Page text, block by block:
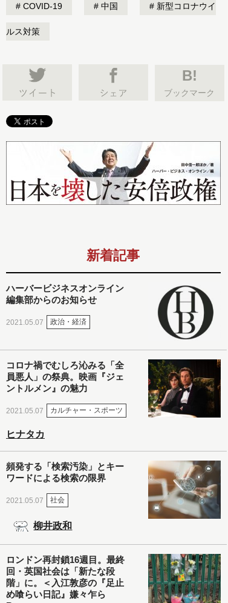
COVID-19 中国 新型コロナウイ
ルス対策
B!
ブックマーク
新着記事
ハーバービジネスオンライン
編集部からのお知らせ
2021.05.07 政治・経済
コロナ禍でむしろ沁みる「全
員悪人」の祭典。映画『ジェ
ントルメン』の魅力
2021.05.07 カルチャー・スポーツ
ヒナタカ
頻発する「検索汚染」とキー
ワードによる検索の限界
2021.05.07 社会
柳井政和
ロンドン再封鎖16週目。最終
回・英国社会は「新たな段
階」に。＜入江敦彦の『足止
め喰らい日記』嫌々乍ら